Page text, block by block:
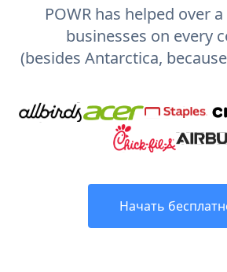
POWR has helped over
businesses on every
(besides Antarctica,
Начать